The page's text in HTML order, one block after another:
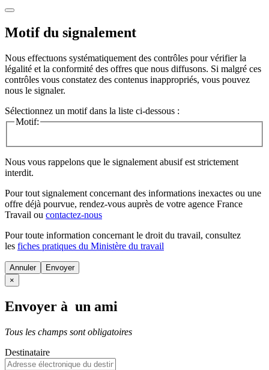
Motif du signalement
Nous effectuons systématiquement des contrôles pour vérifier la
légalité et la conformité des offres que nous diffusons. Si malgré ces
contrôles vous constatez des contenus inappropriés, vous pouvez
nous le signaler.
Sélectionnez un motif dans la liste ci-dessous :
Motif:
Nous vous rappelons que le signalement abusif est strictement
interdit.
Pour tout signalement concernant des informations inexactes ou une
offre déjà pourvue, rendez-vous auprès de votre agence France
Travail ou contactez-nous
Pour toute information concernant le droit du travail, consultez
les fiches pratiques du Ministère du travail
Annuler
×
Envoyer à un ami
Tous les champs sont obligatoires
Destinataire